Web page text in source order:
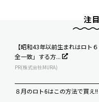
注
【昭和43年以前生まれはロト
全一致」する方...
PR(株式会社MURA)
８月のロト6はこの方法で買え